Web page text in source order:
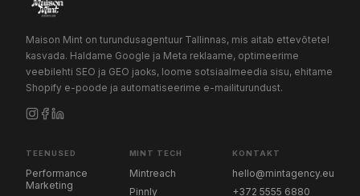
Maison Mint on turundusagentuur Tallinnas, mis aitab ettevõtetel
kasvada. Haldame Google ja Meta reklaame, optimeerime
veebilehti SEO ja GEO jaoks, loome sotsiaalmeedia sisu, ehitame
Shopify e-poode ja automatiseerime e-mailiturundust.
TEENUSED
Performance
Marketing
MINT TECH
Mintreach
Pinnly
KONTAKT
hello@mintagency.eu
+372 5555 6880